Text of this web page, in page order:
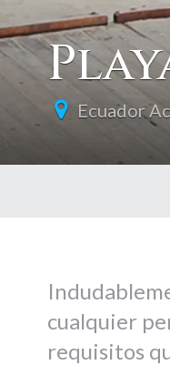
Ecuador
cualquier
requisitos